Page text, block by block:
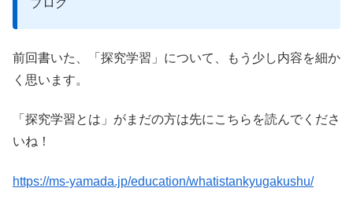
ブログ
前回書いた、「探究学習」について、もう少し内容を細か
く思います。
「探究学習とは」がまだの方は先にこちらを読んでくださ
いね！
https://ms-yamada.jp/education/whatistankyugakushu/